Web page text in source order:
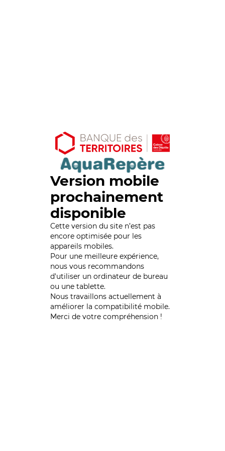
Version mobile
prochainement
disponible
Cette version du site n’est pas
encore optimisée pour les
appareils mobiles.
Pour une meilleure expérience,
nous vous recommandons
d'utiliser un ordinateur de bureau
ou une tablette.
Nous travaillons actuellement à
améliorer la compatibilité mobile.
Merci de votre compréhension !